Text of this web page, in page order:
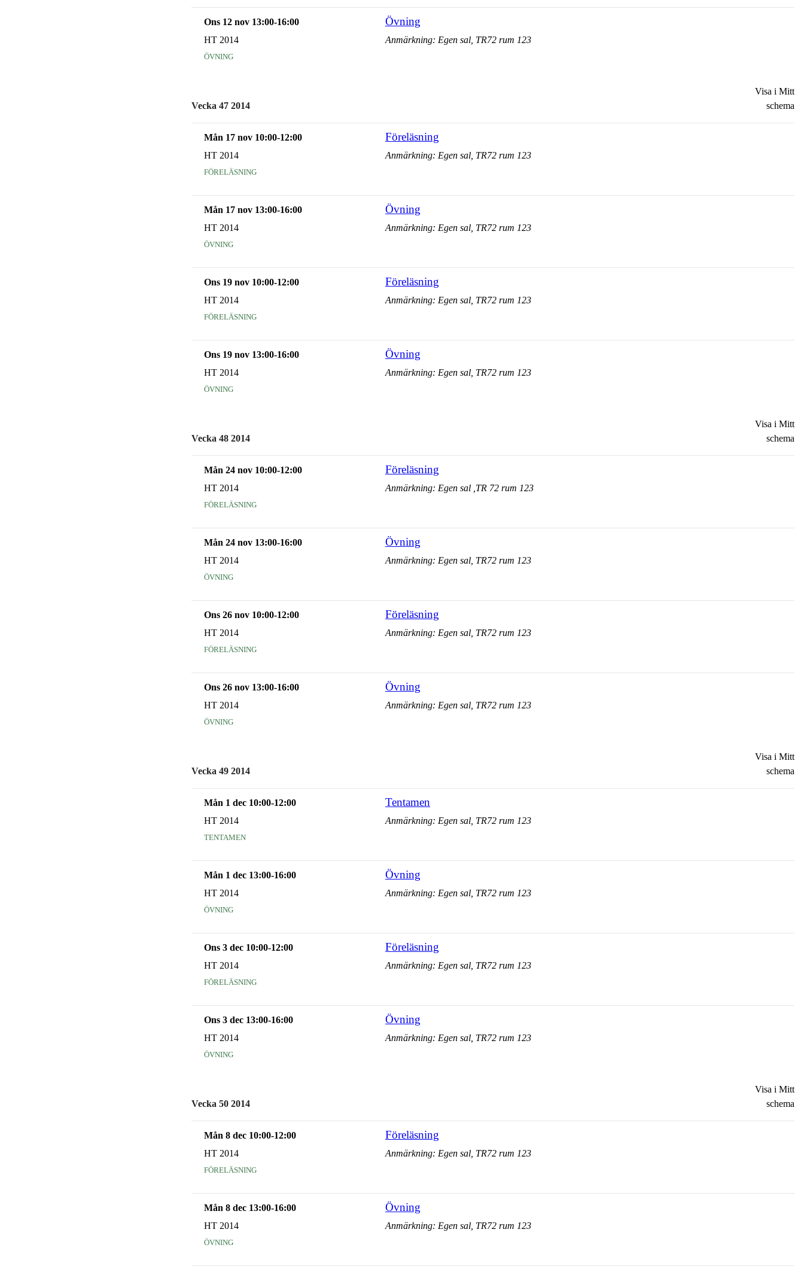
Ons 12 nov 13:00-16:00 Övning
HT 2014
övning
Anmärkning: Egen sal, TR72 rum 123
Vecka 47 2014
Visa i Mitt
schema
Mån 17 nov 10:00-12:00 Föreläsning
HT 2014
föreläsning
Anmärkning: Egen sal, TR72 rum 123
Mån 17 nov 13:00-16:00 Övning
HT 2014
övning
Anmärkning: Egen sal, TR72 rum 123
Ons 19 nov 10:00-12:00 Föreläsning
HT 2014
föreläsning
Anmärkning: Egen sal, TR72 rum 123
Ons 19 nov 13:00-16:00 Övning
HT 2014
övning
Anmärkning: Egen sal, TR72 rum 123
Vecka 48 2014
Visa i Mitt
schema
Mån 24 nov 10:00-12:00 Föreläsning
HT 2014
föreläsning
Anmärkning: Egen sal ,TR 72 rum 123
Mån 24 nov 13:00-16:00 Övning
HT 2014
övning
Anmärkning: Egen sal, TR72 rum 123
Ons 26 nov 10:00-12:00 Föreläsning
HT 2014
föreläsning
Anmärkning: Egen sal, TR72 rum 123
Ons 26 nov 13:00-16:00 Övning
HT 2014
övning
Anmärkning: Egen sal, TR72 rum 123
Vecka 49 2014
Visa i Mitt
schema
Mån 1 dec 10:00-12:00 Tentamen
HT 2014
tentamen
Anmärkning: Egen sal, TR72 rum 123
Mån 1 dec 13:00-16:00 Övning
HT 2014
övning
Anmärkning: Egen sal, TR72 rum 123
Ons 3 dec 10:00-12:00 Föreläsning
HT 2014
föreläsning
Anmärkning: Egen sal, TR72 rum 123
Ons 3 dec 13:00-16:00 Övning
HT 2014
övning
Anmärkning: Egen sal, TR72 rum 123
Vecka 50 2014
Visa i Mitt
schema
Mån 8 dec 10:00-12:00 Föreläsning
HT 2014
föreläsning
Anmärkning: Egen sal, TR72 rum 123
Mån 8 dec 13:00-16:00 Övning
HT 2014
övning
Anmärkning: Egen sal, TR72 rum 123